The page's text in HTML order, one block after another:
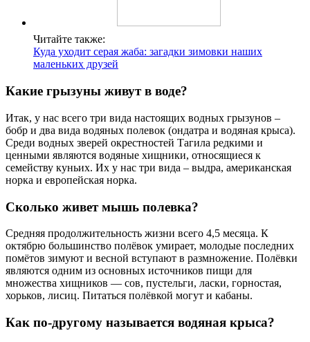
Читайте также:
Куда уходит серая жаба: загадки зимовки наших
маленьких друзей
Какие грызуны живут в воде?
Итак, у нас всего три вида настоящих водных грызунов –
бобр и два вида водяных полевок (ондатра и водяная крыса).
Среди водных зверей окрестностей Тагила редкими и
ценными являются водяные хищники, относящиеся к
семейству куньих. Их у нас три вида – выдра, американская
норка и европейская норка.
Сколько живет мышь полевка?
Средняя продолжительность жизни всего 4,5 месяца. К
октябрю большинство полёвок умирает, молодые последних
помётов зимуют и весной вступают в размножение. Полёвки
являются одним из основных источников пищи для
множества хищников — сов, пустельги, ласки, горностая,
хорьков, лисиц. Питаться полёвкой могут и кабаны.
Как по-другому называется водяная крыса?